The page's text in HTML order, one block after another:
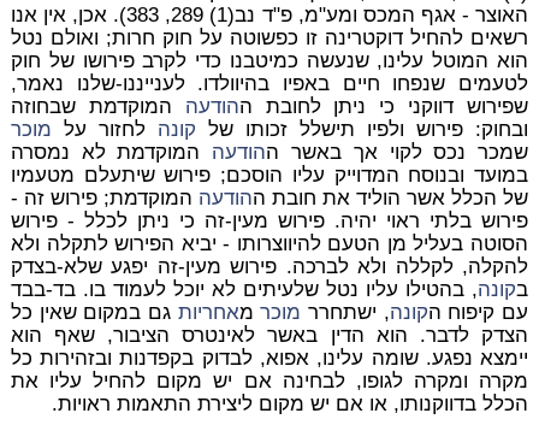
האוצר - אגף המכס ומע"מ, פ"ד נב(1) 289, 383). אכן, אין אנו
רשאים להחיל דוקטרינה זו כפשוטה על חוק חרות; ואולם נטל
הוא המוטל עלינו, שנעשה כמיטבנו כדי לקרב פירושו של חוק
לטעמים שנפחו חיים באפיו בהיוולדו. לענייננו-שלנו נאמר,
שפירוש דווקני כי ניתן לחובת ההודעה המוקדמת שבחוזה
ובחוק: פירוש ולפיו תישלל זכותו של קונה לחזור על מוכר
שמכר נכס לקוי אך באשר ההודעה המוקדמת לא נמסרה
במועד ובנוסח המדוייק עליו הוסכם; פירוש שיתעלם מטעמיו
של הכלל אשר הוליד את חובת ההודעה המוקדמת; פירוש זה -
פירוש בלתי ראוי יהיה. פירוש מעין-זה כי ניתן לכלל - פירוש
הסוטה בעליל מן הטעם להיווצרותו - יביא הפירוש לתקלה ולא
להקלה, לקללה ולא לברכה. פירוש מעין-זה יפגע שלא-בצדק
בקונה, בהטילו עליו נטל שלעיתים לא יוכל לעמוד בו. בד-בבד
עם קיפוח הקונה, ישתחרר מוכרמאחריות גם במקום שאין כל
הצדק לדבר. הוא הדין באשר לאינטרס הציבור, שאף הוא
יימצא נפגע. שומה עלינו, אפוא, לבדוק בקפדנות ובזהירות כל
מקרה ומקרה לגופו, לבחינה אם יש מקום להחיל עליו את
הכלל בדווקנותו, או אם יש מקום ליצירת התאמות ראויות.